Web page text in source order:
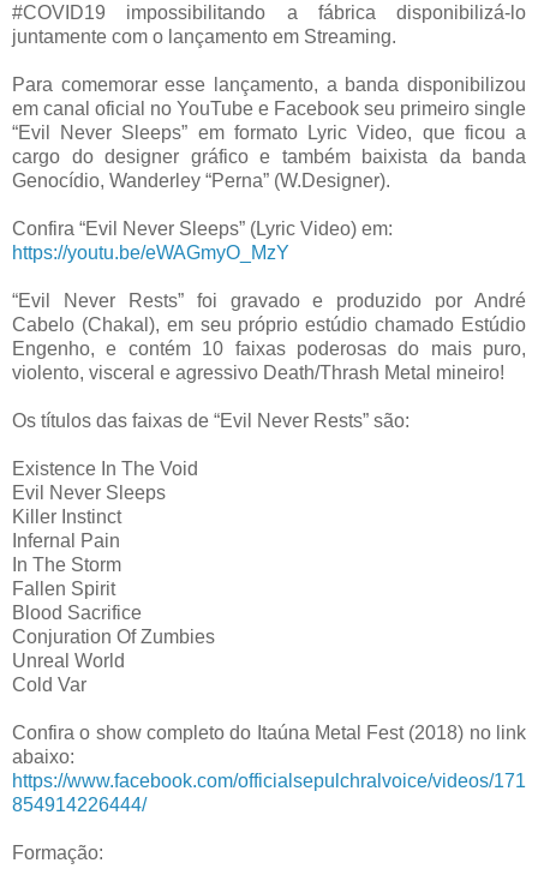
#COVID19 impossibilitando a fábrica disponibilizá-lo
juntamente com o lançamento em Streaming.
Para comemorar esse lançamento, a banda disponibilizou
em canal oficial no YouTube e Facebook seu primeiro single
“Evil Never Sleeps” em formato Lyric Video, que ficou a
cargo do designer gráfico e também baixista da banda
Genocídio, Wanderley “Perna” (W.Designer).
Confira “Evil Never Sleeps” (Lyric Video) em:
https://youtu.be/eWAGmyO_MzY
“Evil Never Rests” foi gravado e produzido por André
Cabelo (Chakal), em seu próprio estúdio chamado Estúdio
Engenho, e contém 10 faixas poderosas do mais puro,
violento, visceral e agressivo Death/Thrash Metal mineiro!
Os títulos das faixas de “Evil Never Rests” são:
Existence In The Void
Evil Never Sleeps
Killer Instinct
Infernal Pain
In The Storm
Fallen Spirit
Blood Sacrifice
Conjuration Of Zumbies
Unreal World
Cold Var
Confira o show completo do Itaúna Metal Fest (2018) no link
abaixo:
https://www.facebook.com/officialsepulchralvoice/videos/171
854914226444/
Formação: